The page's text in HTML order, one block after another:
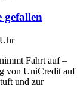
gefallen
Fahrt auf –
von UniCredit auf
und zur